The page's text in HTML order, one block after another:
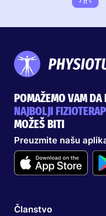
POMAŽEMO VAM DA
NAJBOLJI
MOŽEŠ BITI
Preuzmite našu
Članstvo